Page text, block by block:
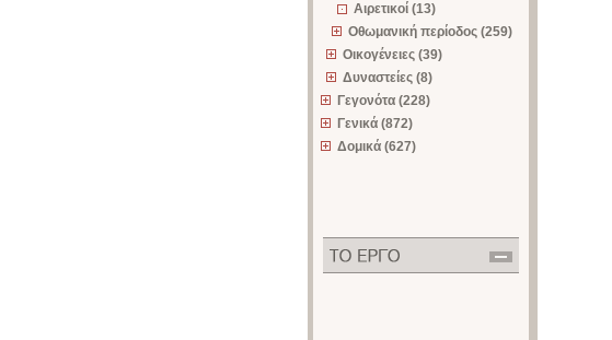
Αιρετικοί (13)
Οθωμανική περίοδος (259)
Οικογένειες (39)
Δυναστείες (8)
Γεγονότα (228)
Γενικά (872)
Δομικά (627)